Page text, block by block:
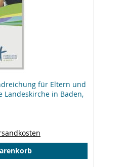
für Eltern und
Landeskirche in Baden,